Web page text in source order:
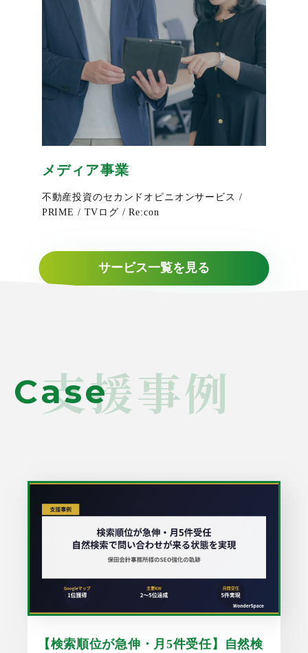
メディア事業
不動産投資のセカンドオピニオンサービス /
PRIME / TVログ / Re:con
サービス一覧を見る
Case
支援事例
【検索順位が急伸・月5件受任】自然検